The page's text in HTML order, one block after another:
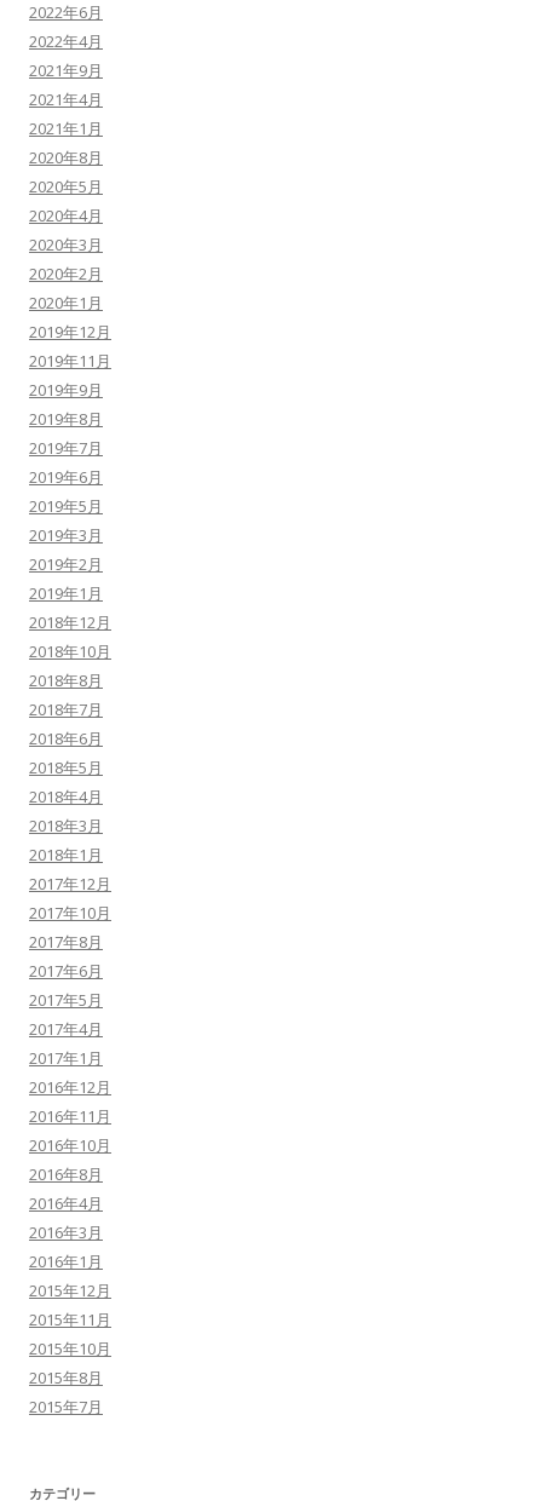
2022年6月
2022年4月
2021年9月
2021年4月
2021年1月
2020年8月
2020年5月
2020年4月
2020年3月
2020年2月
2020年1月
2019年12月
2019年11月
2019年9月
2019年8月
2019年7月
2019年6月
2019年5月
2019年3月
2019年2月
2019年1月
2018年12月
2018年10月
2018年8月
2018年7月
2018年6月
2018年5月
2018年4月
2018年3月
2018年1月
2017年12月
2017年10月
2017年8月
2017年6月
2017年5月
2017年4月
2017年1月
2016年12月
2016年11月
2016年10月
2016年8月
2016年4月
2016年3月
2016年1月
2015年12月
2015年11月
2015年10月
2015年8月
2015年7月
カテゴリー